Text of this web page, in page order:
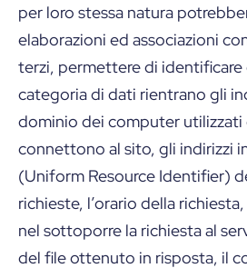
per loro stessa natura
elaborazioni ed associazioni
terzi, permettere di
categoria di dati rientrano gli
dominio dei computer utilizzati
connettono al sito, gli indirizzi
(Uniform Resource Identifier)
richieste, l’orario della
nel sottoporre la richiesta al
del file ottenuto in risposta, il